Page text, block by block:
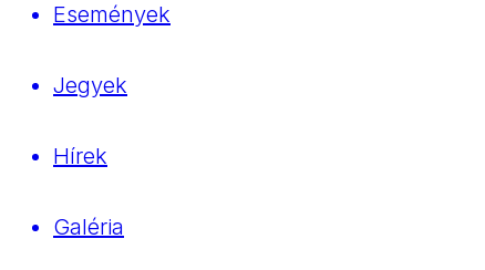
Események
Jegyek
Hírek
Galéria